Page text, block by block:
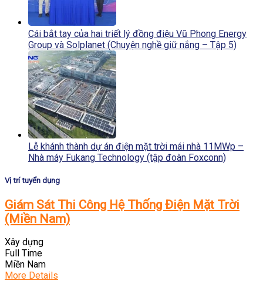
Cái bắt tay của hai triết lý đồng điệu Vũ Phong Energy
Group và Solplanet (Chuyện nghề giữ nắng – Tập 5)
Lễ khánh thành dự án điện mặt trời mái nhà 11MWp –
Nhà máy Fukang Technology (tập đoàn Foxconn)
Vị trí tuyển dụng
Giám Sát Thi Công Hệ Thống Điện Mặt Trời
(Miền Nam)
Xây dựng
Full Time
Miền Nam
More Details